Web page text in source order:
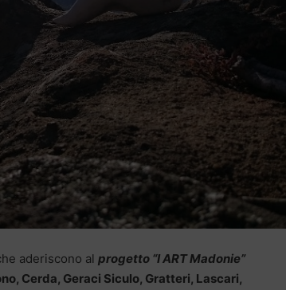
aderiscono al progetto “I ART Madonie”
Cerda, Geraci Siculo, Gratteri, Lascari,